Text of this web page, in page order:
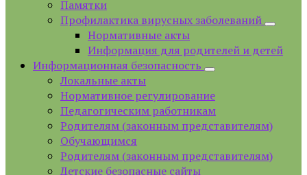
Памятки
Профилактика вирусных заболеваний
Нормативные акты
Информация для родителей и детей
Информационная безопасность
Локальные акты
Нормативное регулирование
Педагогическим работникам
Родителям (законным представителям)
Обучающимся
Родителям (законным представителям)
Детские безопасные сайты